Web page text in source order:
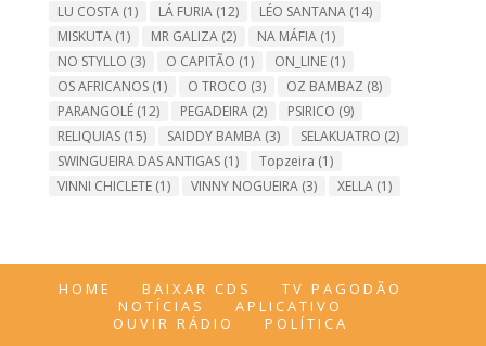
LU COSTA(1) LÁ FURIA(12) LÉO SANTANA(14)
MISKUTA(1) MR GALIZA(2) NA MÁFIA(1)
NO STYLLO (3) O CAPITÃO (1) ON_LINE(1)
OS AFRICANOS(1) O TROCO (3) OZ BAMBAZ (8)
PARANGOLÉ(12) PEGADEIRA(2) PSIRICO (9)
RELIQUIAS(15) SAIDDY BAMBA(3) SELAKUATRO (2)
SWINGUEIRA DAS ANTIGAS(1) Topzeira (1)
VINNI CHICLETE(1) VINNY NOGUEIRA(3) XELLA(1)
HOME BAIXAR CDS
TV PAGODÃO
NOTÍCIAS
APLICATIVO
OUVIR RÁDIO
POLÍTICA